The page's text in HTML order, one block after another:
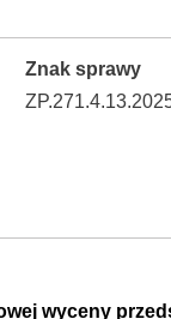
Znak sprawy
wyceny